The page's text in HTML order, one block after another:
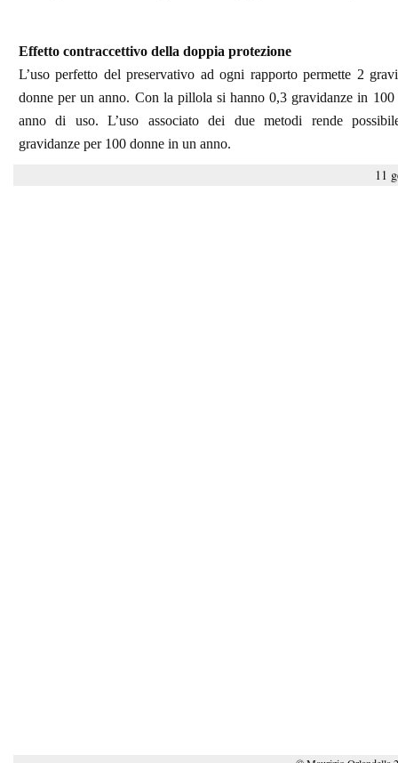
Effetto contraccettivo della doppia protezione
L’uso perfetto del preservativo ad ogni rapporto permette 2
donne per un anno. Con la pillola si hanno 0,3 gravidanze in 100
anno di uso. L’uso associato dei due metodi rende
gravidanze per 100 donne in un anno.
11